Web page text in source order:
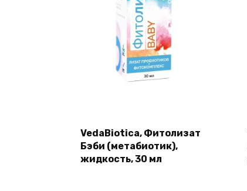
VedaBiotica, Фитолизат
Бэби (метабиотик),
жидкость, 30 мл